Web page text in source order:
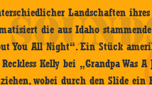
Landschaften ihres
die aus Idaho
You All Night“. Ein Stück
Kelly bei „Grandpa Was A
wobei durch den Slide ein